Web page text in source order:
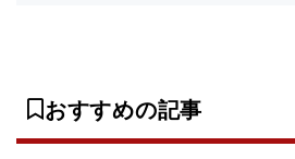
おすすめの記事